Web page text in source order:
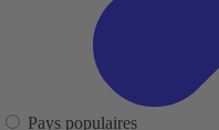
Pays populaires